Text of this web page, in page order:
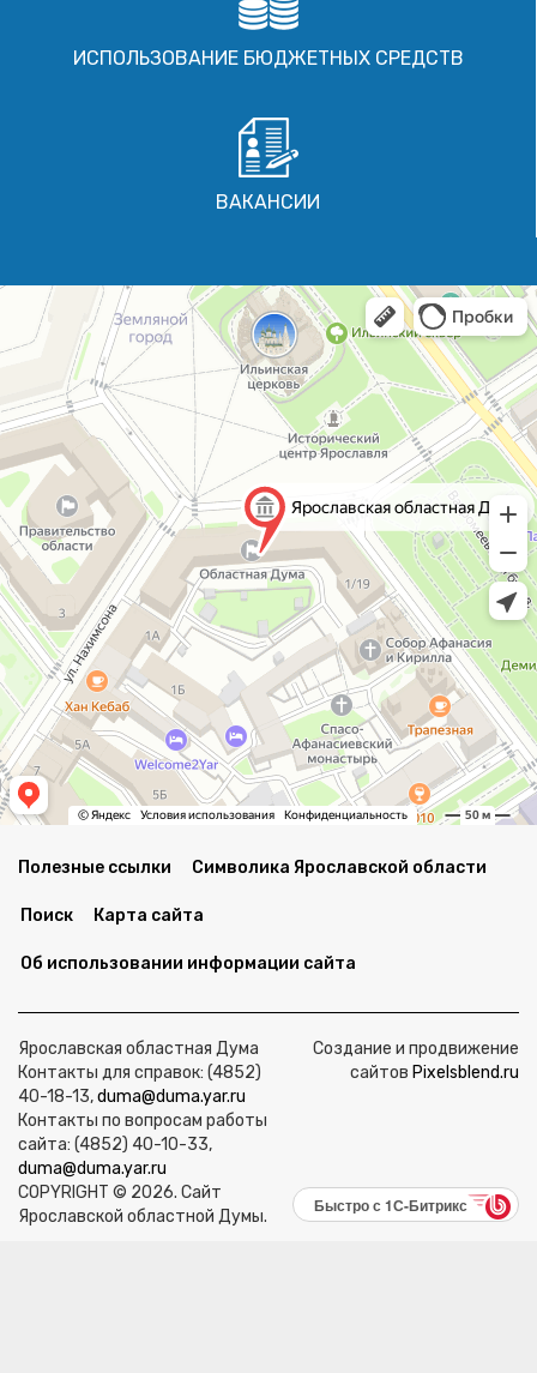
ИСПОЛЬЗОВАНИЕ БЮДЖЕТНЫХ СРЕДСТВ
ВАКАНСИИ
Полезные ссылки Символика Ярославской области
Поиск Карта сайта
Об использовании информации сайта
Ярославская областная Дума
Контакты для справок: (4852)
40-18-13,duma@duma.yar.ru
Контакты по вопросам работы
сайта: (4852) 40-10-33,
duma@duma.yar.ru
COPYRIGHT © 2026. Сайт
Ярославской областной Думы.
Создание и продвижение
сайтов Pixelsblend.ru
Быстро с 1С-Битрикс